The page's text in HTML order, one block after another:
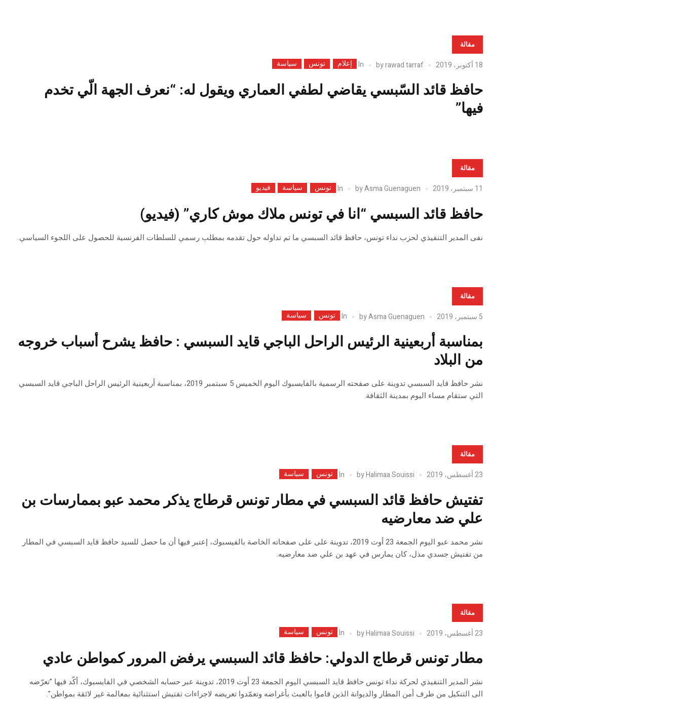
مقالة
18 أكتوبر، 2019 byrawad tarraf
In إعلام تونس سياسة
حافظ قائد السّبسي يقاضي لطفي العماري ويقول له: “نعرف الجهة الّي تخدم
فيها”
مقالة
11 سبتمبر، 2019 byAsma Guenaguen
In تونس سياسة فيديو
حافظ قائد السبسي “انا في تونس ملاك موش كاري” (فيديو)
نفى المدير التنفيذي لحزب نداء تونس، حافظ قائد السبسي ما تم تداوله حول تقدمه بمطلب رسمي للسلطات الفرنسية للحصول على اللجوء السياسي.
مقالة
5 سبتمبر، 2019 byAsma Guenaguen
In تونس سياسة
بمناسبة أربعينية الرئيس الراحل الباجي قايد السبسي : حافظ يشرح أسباب خروجه
من البلاد
نشر حافظ قايد السبسي تدوينة على صفحته الرسمية بالفايسبوك اليوم الخميس 5 سبتمبر 2019، بمناسبة أربعينية الرئيس الراحل الباجي قايد السبسي
التي ستقام مساء اليوم بمدينة الثقافة.
مقالة
23 أغسطس، 2019 byHalimaa Souissi
In تونس سياسة
تفتيش حافظ قائد السبسي في مطار تونس قرطاج يذكر محمد عبو بممارسات بن
علي ضد معارضيه
نشر محمد عبو اليوم الجمعة 23 أوت 2019، تدوينة على على صفحاته الخاصة بالفيسبوك، إعتبر فيها أن ما حصل للسيد حافظ قايد السبسي في المطار
من تفتيش جسدي مذل، كان يمارس في عهد بن علي ضد معارضيه.
مقالة
23 أغسطس، 2019 byHalimaa Souissi
In تونس سياسة
مطار تونس قرطاج الدولي: حافظ قائد السبسي يرفض المرور كمواطن عادي
نشر المدير التنفيذي لحركة نداء تونس حافظ قايد السبسي اليوم الجمعة 23 أوت 2019، تدوينة عبر حسابه الشخصي في الفايسبوك، أكّد فيها ”تعرّضه
الى التنكيل من طرف أمن المطار والديوانة الذين قاموا بالعبث بأغراضه وتعمّدوا تعريضه لاجراءات تفتيش استثنائية بمعالمة غير لائقة بمواطن”.